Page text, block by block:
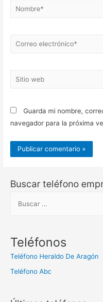
Nombre*
Correo
Sitio
Guarda mi nombre,
navegador para la próxima
Buscar teléfono
c
:
Teléfonos
Teléfono Heraldo De Aragón
Teléfono Abc